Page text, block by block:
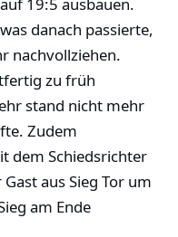
19:5 ausbauen.
danach passierte,
nachvollziehen.
zu früh
stand nicht mehr
Zudem
dem Schiedsrichter
aus Sieg Tor um
am Ende